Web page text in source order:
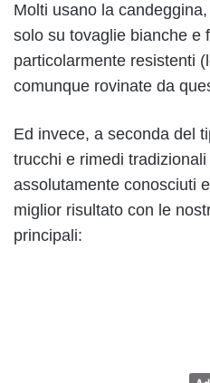
Molti usano la
solo su tovaglie bianche e
particolarmente resistenti
comunque rovinate da
Ed invece, a seconda del
trucchi e rimedi
assolutamente conosciuti
miglior risultato con le
principali: